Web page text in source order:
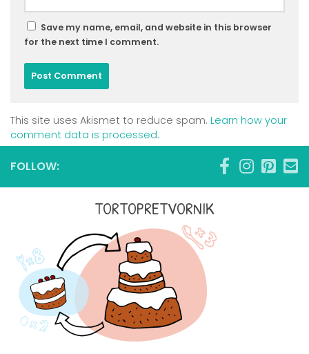
Save my name, email, and website in this browser
for the next time I comment.
This site uses Akismet to reduce spam. Learn how your
comment data is processed.
FOLLOW:
TORTOPRETVORNIK